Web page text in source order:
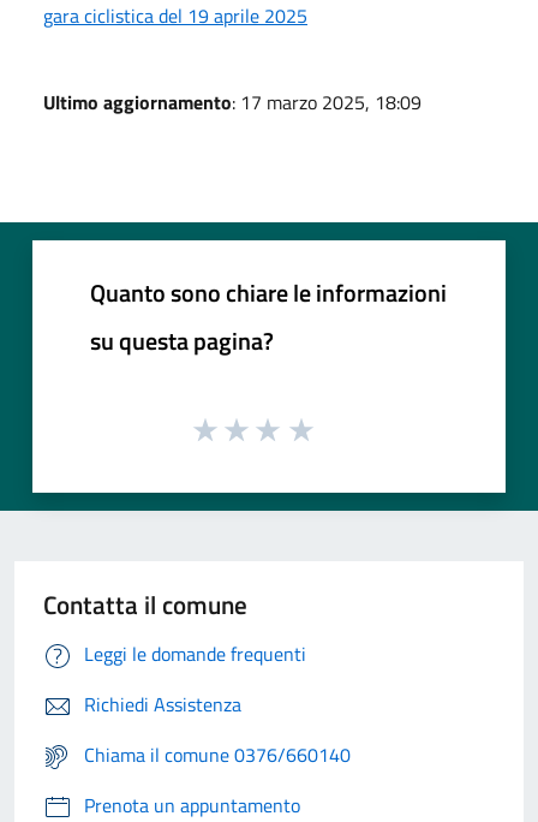
gara ciclistica del 19 aprile 2025
Ultimo aggiornamento: 17 marzo 2025, 18:09
Quanto sono chiare le informazioni
su questa pagina?
Contatta il comune
Leggi le domande frequenti
Richiedi Assistenza
Chiama il comune 0376/660140
Prenota un appuntamento